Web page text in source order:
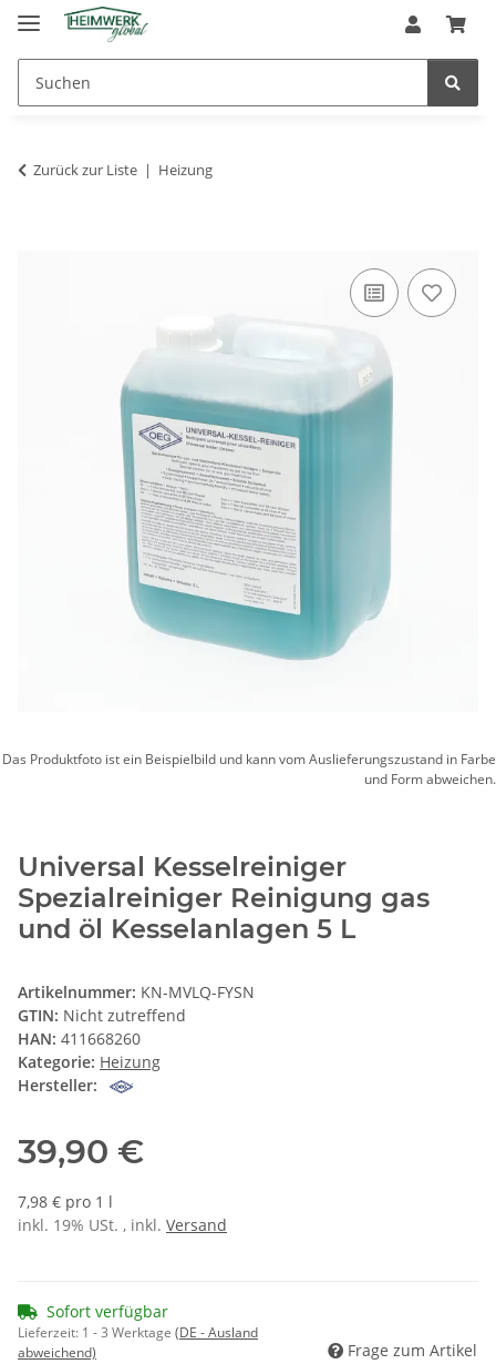
Zurück zur Liste Heizung
Das Produktfoto ist ein Beispielbild und kann vom Auslieferungszustand in Farbe
und Form abweichen.
Universal Kesselreiniger
Spezialreiniger Reinigung gas
und öl Kesselanlagen 5 L
Artikelnummer: KN-MVLQ-FYSN
GTIN: Nicht zutreffend
HAN: 411668260
Kategorie: Heizung
Hersteller:
39,90 €
7,98 € pro 1 l
inkl. 19% USt. , inkl. Versand
Sofort verfügbar
Lieferzeit: 1 - 3 Werktage (DE - Ausland
abweichend)
Frage zum Artikel